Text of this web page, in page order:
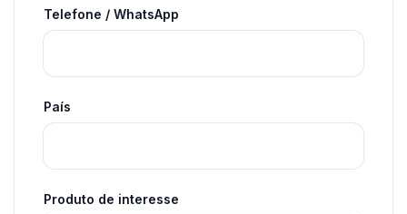
Telefone / WhatsApp
País
Produto de interesse